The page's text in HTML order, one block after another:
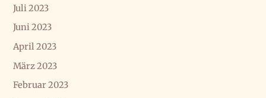
Juli 2023
Juni 2023
April 2023
März 2023
Februar 2023